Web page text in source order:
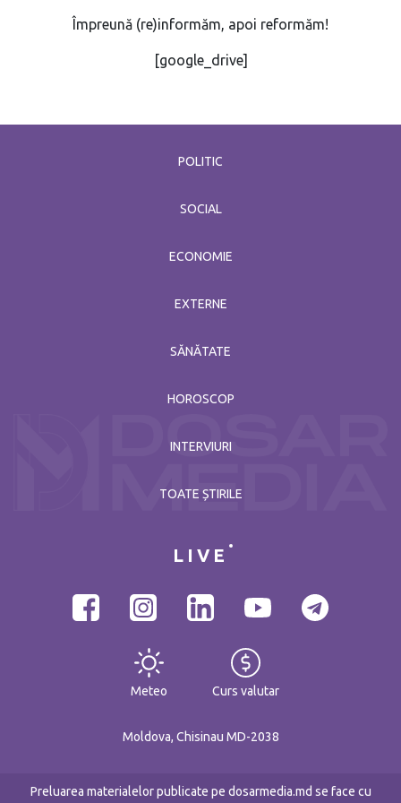
Împreună (re)informăm, apoi reformăm!
[google_drive]
POLITIC
SOCIAL
ECONOMIE
EXTERNE
SĂNĂTATE
HOROSCOP
INTERVIURI
TOATE ȘTIRILE
LIVE
Meteo Curs valutar
Moldova, Chisinau MD-2038
Preluarea materialelor publicate pe dosarmedia.md se face cu